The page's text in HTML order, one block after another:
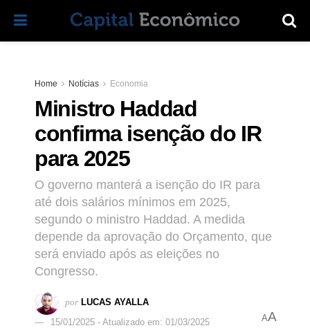
Home Notícias Economia
Ministro Haddad
confirma isenção do IR
para 2025
O governo manterá a isenção do IR para
até dois salários mínimos em 2025,
segundo o ministro Haddad. A medida
depende da aprovação do Orçamento, que
será enviado após as eleições no
Congresso.
por LUCAS AYALLA
15/01/2025 - Atualizado em: 01/03/2025
AA